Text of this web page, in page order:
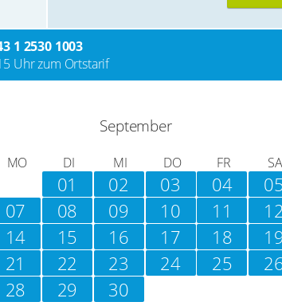
1 2530 1003
Uhr zum Ortstarif
September
MO DI MI DO FR SA
01 02 03 04
07
08 09 10 11 12
14
15 16 17 18 19
21
22 23 24 25
28
29 30